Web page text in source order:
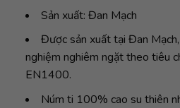
Sản xuất: Đan Mạch
Được sản xuất tại Đan
nghiệm nghiêm ngặt theo tiêu
EN1400.
Núm ti 100% cao su thiên